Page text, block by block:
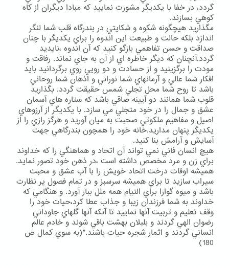
گردد، در خفا با يكديگر مشورت نماييد كه مبادا ديگران از كاه
كوهي بسازند.
مگذاريد هيچگونه شكوه و شكايتي در بندرگاه قلب شما لنگر
اندازد بلكه حالت و طبيعت اين اندوه را براي يكديگر با چنان
صداقت و حسن تفاهمي بازگو كنيد كه آن اندوه ،ناپديد
گردد.آنچنان كه ديگر خاطره اي از آن به جاي نماند. رفاقت و
مودت را برگزينيد و از حسادت و دو رويي روي برگردانيد بايد
افكار شما عالي و آرمانهاي شما نوراني و اذهان شما روحاني
باشد تا روح شما محل تجلي شمس حقيقت گردد. بگذاريد
قلوب شما همانند دو آيينه صاقي باشد كه ستاره هاي آسمان
عشق و جمال را در خود متجلي مي سازد. با يكديگر از آرزوهاي
اصيل و مفاهيم ملكوتي صحبت به ميان آوريد و هرگز رازي را از
يكديگر پنهان مداريد.خانه خود را همچون بندرگاهي جهت
آسايش و آرامش بنا كنيد.
هيچ انسان فاني نمي تواند آن اتحاد و هماهنگي را كه خداوند
براي زن و مرد مخصص داشته است ،در ذهن خود تصور نمايد.
هميشه اوقات درخت اتحاد خويش را با آب عشق و محبت
سيراب سازيد تا براي هميشه سرسبز و در تمام فصول پر نظارت
باشد و ميوه گوارا براي التيام همه ملل ببار آورد. و هنگامي كه
خداوند به شما فرزندان زيبا و جذاب عطا كرد،حيات خود را
وقف تعليم و تربيت آنها نماييد تا آنكه آنها گلهاي جاوداني
رضوان الهي گردند و بلبلان بهشت باقي شوند و خادم عالم
انساني گردند و اثمار شجره حيات باشند."(به سوي كمال ص
180)